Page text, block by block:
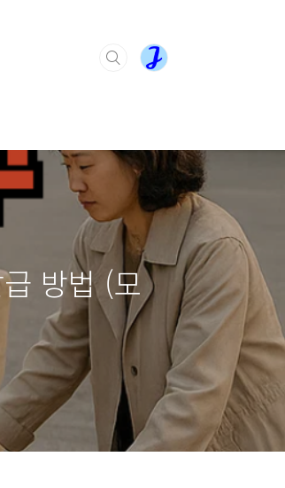
방법 (모